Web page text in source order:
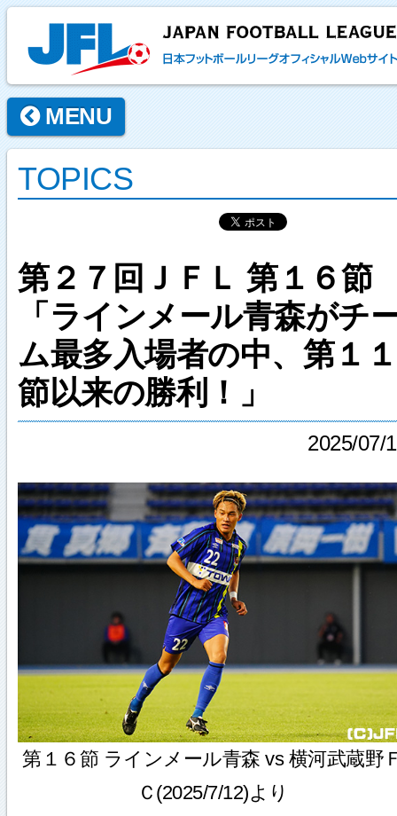
MENU
TOPICS
第２７回ＪＦＬ 第１６節
「ラインメール青森がチ
ム最多入場者の中、第１１
節以来の勝利！」
2025/07/
第１６節 ラインメール青森 vs 横河武蔵野
Ｃ(2025/7/12)より